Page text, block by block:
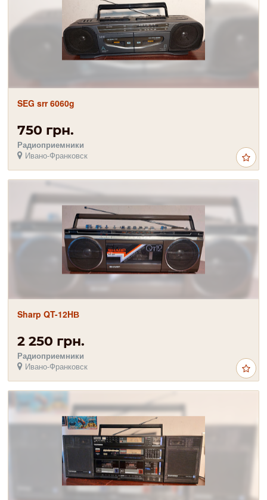
SEG srr 6060g
750 грн.
Радиоприемники
Ивано-Франковск
Sharp QT-12HВ
2 250 грн.
Радиоприемники
Ивано-Франковск